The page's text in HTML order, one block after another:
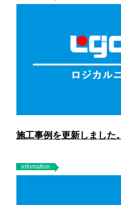
施工事例を更新しました。
infomation